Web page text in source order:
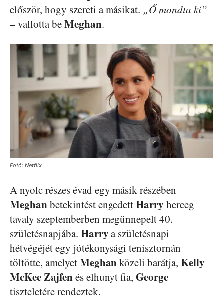
először, hogy szereti a másikat. „Ő mondta ki”
– vallotta beMeghan.
Fotó: Netflix
A nyolc részes évad egy másik részében
Meghanbetekintést engedettHarry herceg
tavaly szeptemberben megünnepelt 40.
születésnapjába. Harry a születésnapi
hétvégéjét egy jótékonysági tenisztornán
töltötte, amelyetMeghanközeli barátja, Kelly
McKeeZajfenés elhunyt fia, George
tiszteletére rendeztek.